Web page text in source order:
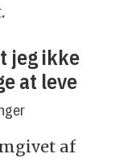
jeg ikke
at leve
af